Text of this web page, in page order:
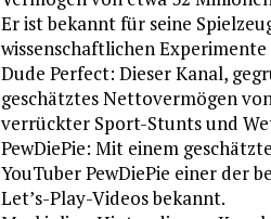
Er ist bekannt für seine
wissenschaftlichen
Dude Perfect: Dieser Kanal,
geschätztes Nettovermögen
verrückter Sport-Stunts und
PewDiePie: Mit einem
YouTuber PewDiePie einer der
Let’s-Play-Videos bekannt.